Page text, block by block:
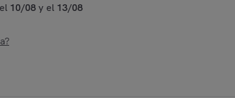
10/08y el 13/08